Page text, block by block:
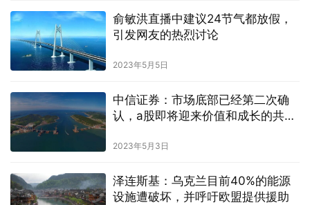
俞敏洪直播中建议24节气都放假，
引发网友的热烈讨论
2023年5月5日
中信证券：市场底部已经第二次确
认，a股即将迎来价值和成长的共振
2023年5月3日
泽连斯基：乌克兰目前40%的能源
设施遭破坏，并呼吁欧盟提供援助